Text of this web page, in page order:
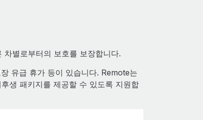
차별로부터의 보호를 보장합니다.
유급 휴가 등이 있습니다. Remote는
생 패키지를 제공할 수 있도록 지원합